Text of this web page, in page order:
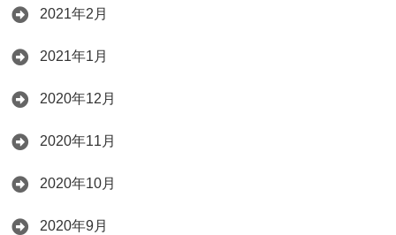
2021年2月
2021年1月
2020年12月
2020年11月
2020年10月
2020年9月